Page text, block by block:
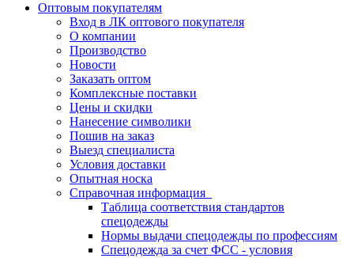
Оптовым покупателям
Вход в ЛК оптового покупателя
О компании
Производство
Новости
Заказать оптом
Комплексные поставки
Цены и скидки
Нанесение символики
Пошив на заказ
Выезд специалиста
Условия доставки
Опытная носка
Справочная информация
Таблица соответствия стандартов
спецодежды
Нормы выдачи спецодежды по профессиям
Спецодежда за счет ФСС - условия